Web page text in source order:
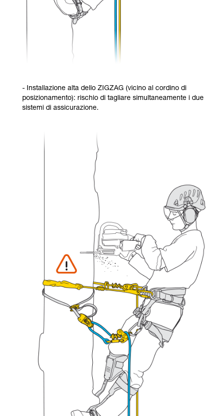
- Installazione alta dello ZIGZAG (vicino al cordino di
posizionamento): rischio di tagliare simultaneamente i due
sistemi di assicurazione.